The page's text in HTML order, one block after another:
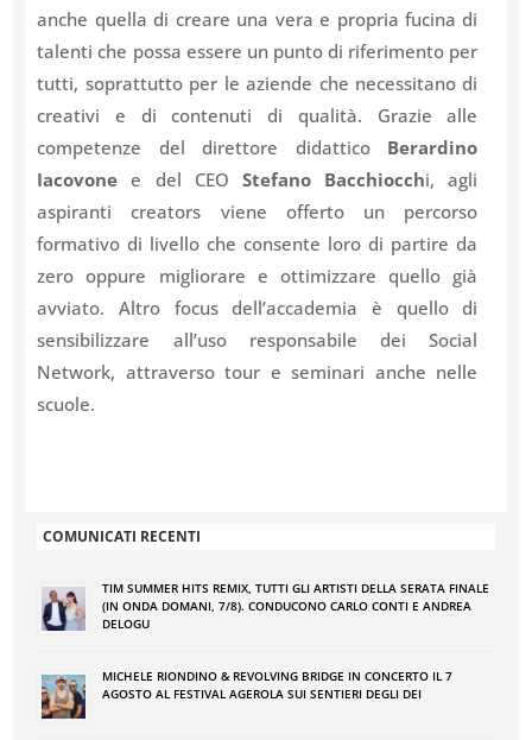
anche quella di creare una vera e propria fucina di
talenti che possa essere un punto di riferimento per
tutti, soprattutto per le aziende che necessitano di
creativi e di contenuti di qualità. Grazie alle
competenze del direttore didattico Berardino
Iacovone e del CEOStefano Bacchiocchi, agli
aspiranti creators viene offerto un percorso
formativo di livello che consente loro di partire da
zero oppure migliorare e ottimizzare quello già
avviato. Altro focus dell’accademia è quello di
sensibilizzare all’uso responsabile dei Social
Network, attraverso tour e seminari anche nelle
scuole.
COMUNICATI RECENTI
TIM SUMMER HITS REMIX, TUTTI GLI ARTISTI DELLA SERATA FINALE
(IN ONDA DOMANI, 7/8). CONDUCONO CARLO CONTI E ANDREA
DELOGU
MICHELE RIONDINO & REVOLVING BRIDGE IN CONCERTO IL 7
AGOSTO AL FESTIVAL AGEROLA SUI SENTIERI DEGLI DEI